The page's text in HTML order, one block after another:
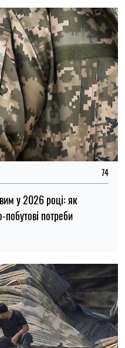
168
дефіциту товарів і